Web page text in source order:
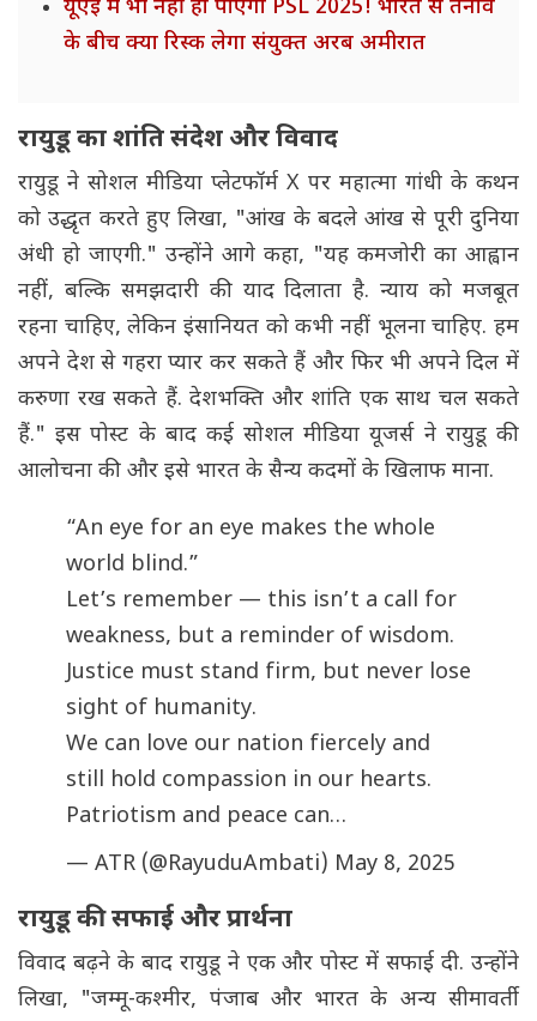
यूएई में भी नहीं हो पाएगा PSL 2025! भारत से तनाव
के बीच क्या रिस्क लेगा संयुक्त अरब अमीरात
रायुडू का शांति संदेश और विवाद
रायुडू ने सोशल मीडिया प्लेटफॉर्म X पर महात्मा गांधी के कथन
को उद्धृत करते हुए लिखा, "आंख के बदले आंख से पूरी दुनिया
अंधी हो जाएगी." उन्होंने आगे कहा, "यह कमजोरी का आह्वान
नहीं, बल्कि समझदारी की याद दिलाता है. न्याय को मजबूत
रहना चाहिए, लेकिन इंसानियत को कभी नहीं भूलना चाहिए. हम
अपने देश से गहरा प्यार कर सकते हैं और फिर भी अपने दिल में
करुणा रख सकते हैं. देशभक्ति और शांति एक साथ चल सकते
हैं." इस पोस्ट के बाद कई सोशल मीडिया यूजर्स ने रायुडू की
आलोचना की और इसे भारत के सैन्य कदमों के खिलाफ माना.
“An eye for an eye makes the whole
world blind.”
Let’s remember — this isn’t a call for
weakness, but a reminder of wisdom.
Justice must stand firm, but never lose
sight of humanity.
We can love our nation fiercely and
still hold compassion in our hearts.
Patriotism and peace can…
— ATR (@RayuduAmbati) May 8, 2025
रायुडू की सफाई और प्रार्थना
विवाद बढ़ने के बाद रायुडू ने एक और पोस्ट में सफाई दी. उन्होंने
लिखा, "जम्मू-कश्मीर, पंजाब और भारत के अन्य सीमावर्ती